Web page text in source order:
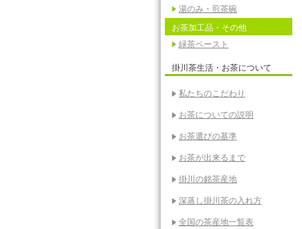
湯のみ・煎茶碗
お茶加工品・その他
緑茶ペースト
掛川茶生活・お茶について
私たちのこだわり
お茶についての説明
お茶選びの基準
お茶が出来るまで
掛川の銘茶産地
深蒸し掛川茶の入れ方
全国の茶産地一覧表